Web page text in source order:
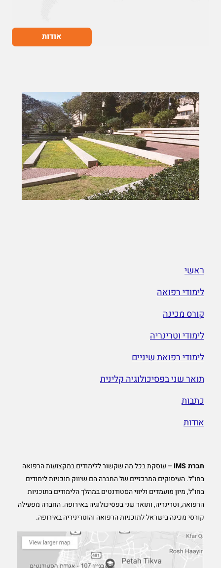
אודות
ראשי
לימודי רפואה
קורס מכינה
לימודי וטרינריה
לימודי רפואת שיניים
תואר שני בפסיכולוגיה קלינית
כתבות
אודות
חברת IMS
– עוסקת בכל מה שקשור ללימודים במקצועות הרפואה
בחו"ל. העיסוקים המרכזיים של החברה הם שיווק תוכניות לימודים
בחו"ל, מיון מועמדים וליווי הסטודנטים במהלך הלימודים בתוכניות
הרפואה, וטרינריה, ותואר שני בפסיכולוגיה באירופה. החברה מפעילה
קורסי מכינה בישראל לתוכניות הרפואה והוטריניריה באירופה.